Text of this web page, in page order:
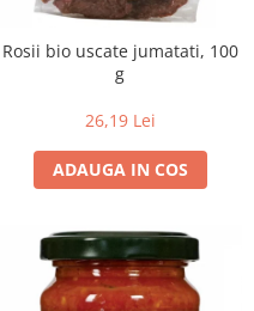
Rosii bio uscate jumatati, 100
g
26,19 Lei
ADAUGA IN COS